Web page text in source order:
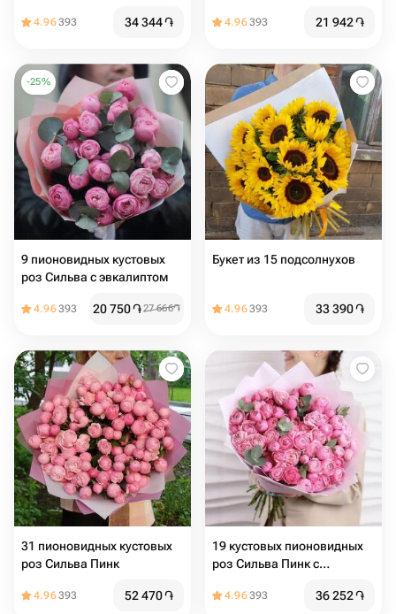
4.96393 34 344֏ 4.96393 21 942֏
-25%
9 пионовидных кустовых
роз Сильва с эвкалиптом
4.96393 20 750֏27 666֏
Букет из 15 подсолнухов
4.96393 33 390֏
31 пионовидных кустовых
роз Сильва Пинк
4.96393 52 470֏
19 кустовых пионовидных
роз Сильва Пинк с
4.96393 36 252֏